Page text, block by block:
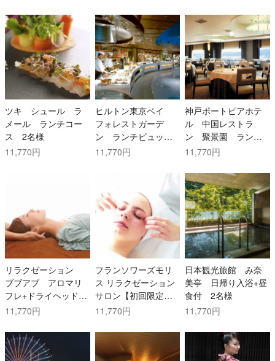
ツキ シュール ラ
メール ランチコー
ス 2名様
11,770円
ヒルトン東京ベイ
フォレストガーデ
ン ランチビュッフ
ェ 2名様
11,770円
神戸ポートピアホテ
ル 中国レストラ
ン 聚景園 ランチ
コース 2名様
11,770円
リラクゼーション
ブブアブ アロマリ
フレ+ドライヘッドス
パ(60分) 1名様
11,770円
フランソワーズモリ
ス リラクゼーション
サロン【初回限定】
ボディ 1回 1名様
11,770円
日本観光旅館 み奈
美亭 日帰り入浴+昼
食付 2名様
11,770円